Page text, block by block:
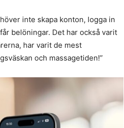
inte skapa konton, logga in
belöningar. Det har också varit
har varit de mest
och massagetiden!”